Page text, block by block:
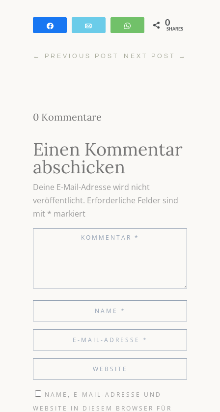
WhatsApp
0
SHARES
← PREVIOUS POST NEXT POST →
0 Kommentare
Einen Kommentar
abschicken
Deine E-Mail-Adresse wird nicht
veröffentlicht. Erforderliche Felder sind
mit * markiert
NAME, E-MAIL-ADRESSE UND
WEBSITE IN DIESEM BROWSER FÜR